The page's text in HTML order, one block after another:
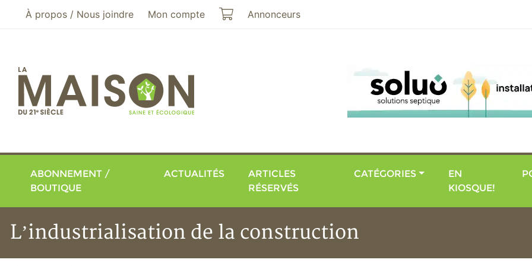
Aller au menu principal
Aller au contenu principal
À propos / Nous joindre Mon compte Mon panier
Annonceurs
ABONNEMENT /
BOUTIQUE
ACTUALITÉS
ARTICLES
RÉSERVÉS
CATÉGORIES
EN
KIOSQUE!
L’industrialisation de la construction